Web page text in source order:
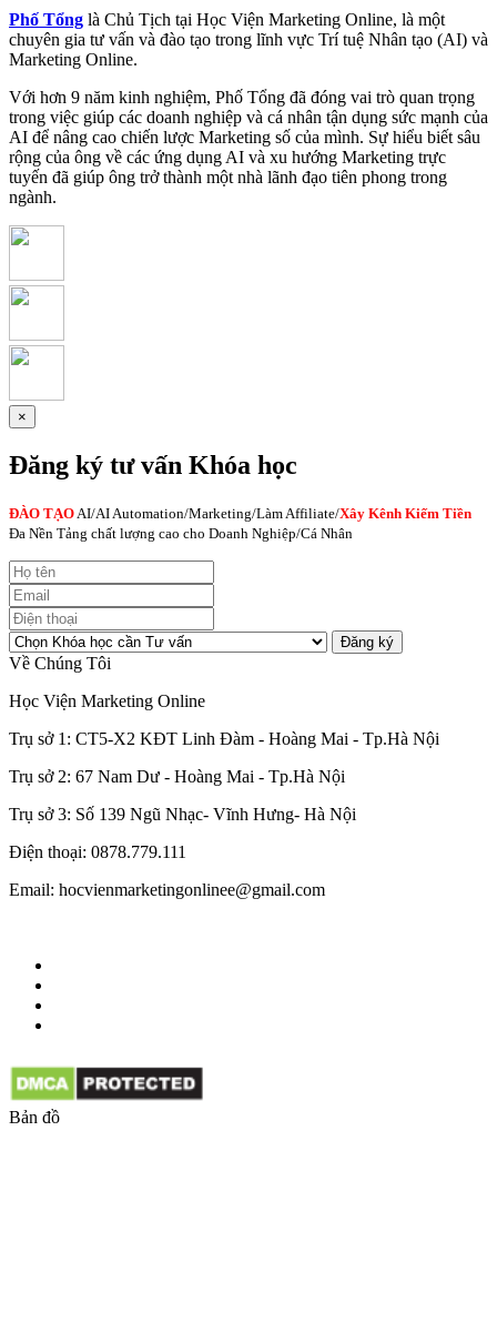
Phố Tổng là Chủ Tịch tại Học Viện Marketing Online, là một
chuyên gia tư vấn và đào tạo trong lĩnh vực Trí tuệ Nhân tạo (AI) và
Marketing Online.
Với hơn 9 năm kinh nghiệm, Phố Tổng đã đóng vai trò quan trọng
trong việc giúp các doanh nghiệp và cá nhân tận dụng sức mạnh của
AI để nâng cao chiến lược Marketing số của mình. Sự hiểu biết sâu
rộng của ông về các ứng dụng AI và xu hướng Marketing trực
tuyến đã giúp ông trở thành một nhà lãnh đạo tiên phong trong
ngành.
×
Đăng ký tư vấn Khóa học
ĐÀO TẠO AI/AI Automation/Marketing/Làm Affiliate/Xây Kênh Kiếm Tiền
Đa Nền Tảng chất lượng cao cho Doanh Nghiệp/Cá Nhân
Đăng ký
Về Chúng Tôi
Học Viện Marketing Online
Trụ sở 1: CT5-X2 KĐT Linh Đàm - Hoàng Mai - Tp.Hà Nội
Trụ sở 2: 67 Nam Dư - Hoàng Mai - Tp.Hà Nội
Trụ sở 3: Số 139 Ngũ Nhạc- Vĩnh Hưng- Hà Nội
Điện thoại: 0878.779.111
Email: hocvienmarketingonlinee@gmail.com
Bản đồ